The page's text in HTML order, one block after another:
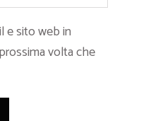
e sito web in
volta che